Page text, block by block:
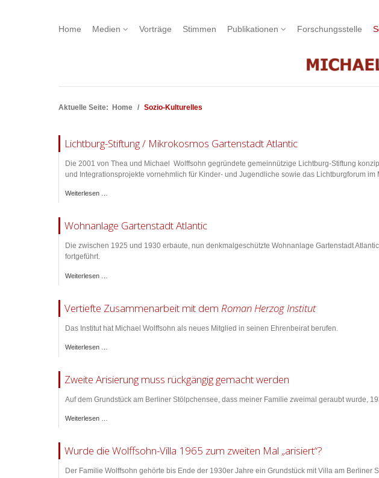
Home Medien Vorträge Stimmen Publikationen Forschungsstelle
Aktuelle Seite: Home Sozio-Kulturelles
Lichtburg-Stiftung / Mikrokosmos Gartenstadt Atlantic
Die 2001 von Thea und Michael Wolffsohn gegründete gemeinnützige Lichtburg-Stiftung
und Integrationsprojekte vornehmlich für Kinder- und Jugendliche sowie das Lichtburgforum im
Weiterlesen …
Wohnanlage Gartenstadt Atlantic
Die zwischen 1925 und 1930 erbaute, nun denkmalgeschützte Wohnanlage Gartenstadt
fortgeführt.
Weiterlesen …
Vertiefte Zusammenarbeit mit dem Roman Herzog Institut
Das Institut hat Michael Wolffsohn als neues Mitglied in seinen Ehrenbeirat berufen.
Weiterlesen …
Zweite Arisierung muss rückgängig gemacht werden
Auf dem Grundstück am Berliner Stölpchensee, dass meiner Familie zweimal geraubt wurde,
Weiterlesen …
Wurde die Wolffsohn-Villa 1965 zum zweiten Mal „arisiert“?
Der Familie Wolffsohn gehörte bis Ende der 1930er Jahre ein Grundstück mit Villa am Berliner